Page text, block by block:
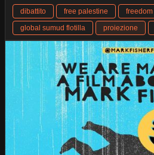
dibattito free palestine
global sumud flotilla
proiezione